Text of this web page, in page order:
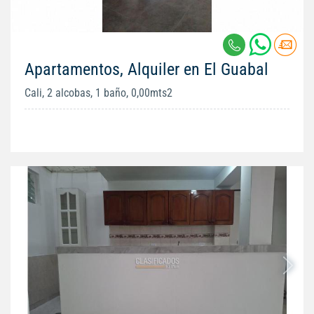
Apartamentos, Alquiler en El Guabal
Cali, 2 alcobas, 1 baño, 0,00mts2